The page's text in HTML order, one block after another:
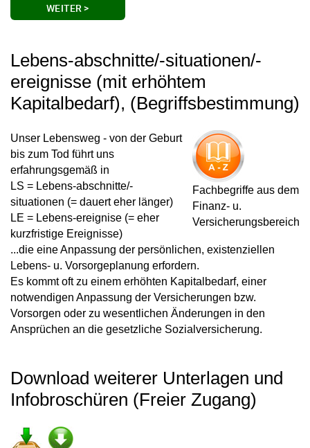
WEITER >
Lebens-abschnitte/-situationen/-
ereignisse (mit erhöhtem
Kapitalbedarf), (Begriffsbestimmung)
Fachbegriffe aus dem
Finanz- u.
Versicherungsbereich
Unser Lebensweg - von der Geburt
bis zum Tod führt uns
erfahrungsgemäß in
LS = Lebens-abschnitte/-
situationen (= dauert eher länger)
LE = Lebens-ereignise (= eher
kurzfristige Ereignisse)
...die eine Anpassung der persönlichen, existenziellen
Lebens- u. Vorsorgeplanung erfordern.
Es kommt oft zu einem erhöhten Kapitalbedarf, einer
notwendigen Anpassung der Versicherungen bzw.
Vorsorgen oder zu wesentlichen Änderungen in den
Ansprüchen an die gesetzliche Sozialversicherung.
Download weiterer Unterlagen und
Infobroschüren (Freier Zugang)